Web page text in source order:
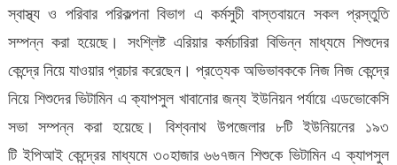
খাওয়ানো
হবে
স্বাস্থ্য ও পরিবার পরিকল্পনা বিভাগ এ কর্মসুচী বাস্তবায়নে সকল প্রস্তুতি
সম্পন্ন করা হয়েছে। সংশ্লিষ্ট এরিয়ার কর্মচারিরা বিভিন্ন মাধ্যমে শিশুদের
কেন্দ্রে নিয়ে যাওয়ার প্রচার করেছেন। প্রত্যেক অভিভাবককে নিজ নিজ কেন্দ্রে
নিয়ে শিশুদের ভিটামিন এ ক্যাপসুল খাবানোর জন্য ইউনিয়ন পর্যায়ে এডভোকেসি
সভা সম্পন্ন করা হয়েছে। বিশ্বনাথ উপজেলার ৮টি ইউনিয়নের ১৯৩
টি ইপিআই কেন্দ্রের মাধ্যমে ৩০হাজার ৬৬৭জন শিশুকে ভিটামিন এ ক্যাপসুল